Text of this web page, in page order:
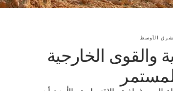
الأوسط
والقوى الخارجية